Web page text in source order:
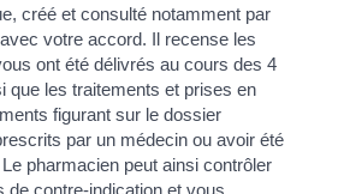
créé et consulté notamment par
votre accord. Il recense les
ont été délivrés au cours des 4
que les traitements et prises en
figurant sur le dossier
par un médecin ou avoir été
pharmacien peut ainsi contrôler
de contre-indication et vous